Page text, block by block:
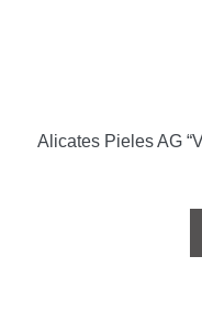
Alicates Pieles AG